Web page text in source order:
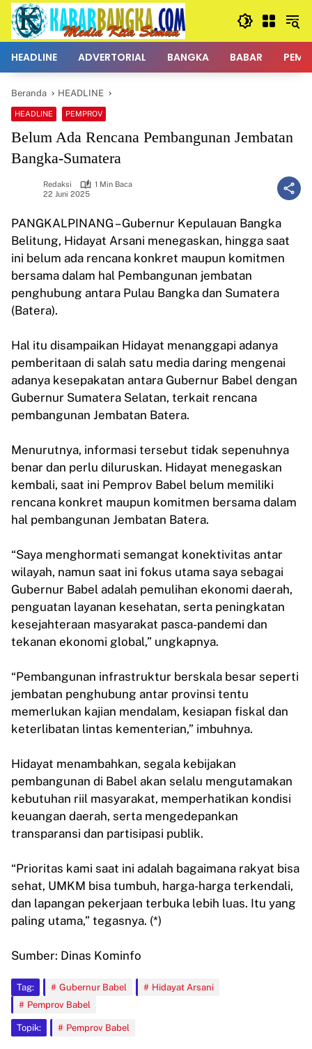
Langsung
konten
HEADLINE ADVERTORIAL BANGKA BABAR
Beranda HEADLINE
HEADLINE PEMPROV
Belum Ada Rencana Pembangunan Jembatan
Bangka-Sumatera
Redaksi
1 Min Baca
22 Juni 2025
PANGKALPINANG – Gubernur Kepulauan Bangka
Belitung, Hidayat Arsani menegaskan, hingga saat
ini belum ada rencana konkret maupun komitmen
bersama dalam hal Pembangunan jembatan
penghubung antara Pulau Bangka dan Sumatera
(Batera).
Hal itu disampaikan Hidayat menanggapi adanya
pemberitaan di salah satu media daring mengenai
adanya kesepakatan antara Gubernur Babel dengan
Gubernur Sumatera Selatan, terkait rencana
pembangunan Jembatan Batera.
Menurutnya, informasi tersebut tidak sepenuhnya
benar dan perlu diluruskan. Hidayat menegaskan
kembali, saat ini Pemprov Babel belum memiliki
rencana konkret maupun komitmen bersama dalam
hal pembangunan Jembatan Batera.
“Saya menghormati semangat konektivitas antar
wilayah, namun saat ini fokus utama saya sebagai
Gubernur Babel adalah pemulihan ekonomi daerah,
penguatan layanan kesehatan, serta peningkatan
kesejahteraan masyarakat pasca-pandemi dan
tekanan ekonomi global,” ungkapnya.
“Pembangunan infrastruktur berskala besar seperti
jembatan penghubung antar provinsi tentu
memerlukan kajian mendalam, kesiapan fiskal dan
keterlibatan lintas kementerian,” imbuhnya.
Hidayat menambahkan, segala kebijakan
pembangunan di Babel akan selalu mengutamakan
kebutuhan riil masyarakat, memperhatikan kondisi
keuangan daerah, serta mengedepankan
transparansi dan partisipasi publik.
“Prioritas kami saat ini adalah bagaimana rakyat bisa
sehat, UMKM bisa tumbuh, harga-harga terkendali,
dan lapangan pekerjaan terbuka lebih luas. Itu yang
paling utama,” tegasnya. (*)
Sumber: Dinas Kominfo
Tag: Gubernur Babel
Hidayat Arsani
Pemprov Babel
Topik: Pemprov Babel